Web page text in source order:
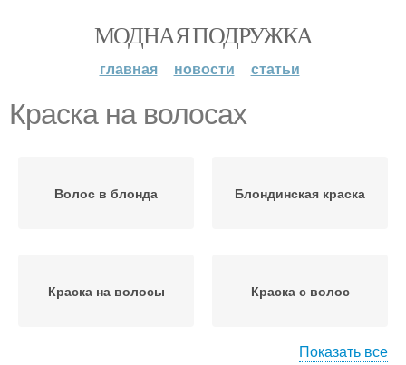
МОДНАЯ ПОДРУЖКА
главная новости статьи
Краска на волосах
Волос в блонда Блондинская краска
Краска на волосы Краска с волос
Показать все